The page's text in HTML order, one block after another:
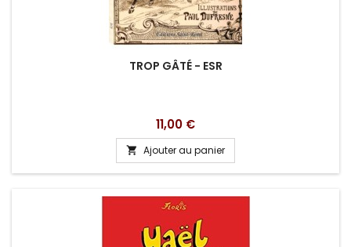
TROP GÂTÉ - ESR
Prix
11,00 €
 Ajouter au panier